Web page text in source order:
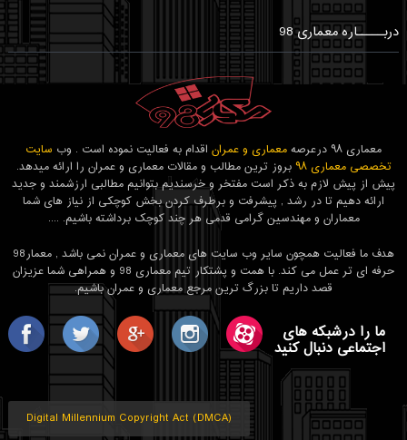
دربـــــاره معماری 98
معماری ۹۸ درعرصه معماری و عمران اقدام به فعالیت نموده است . وب سایت
تخصصی معماری ۹۸
بروز ترین مطالب و مقالات معماری و عمران را ارائه میدهد.
پیش از پیش لازم به ذکر است مفتخر و خرسندیم بتوانیم مطالبی ارزشمند و جدید
ارائه دهیم تا در رشد , پیشرفت و برطرف کردن بخش کوچکی از نیاز های شما
معماران و مهندسین گرامی قدمی هر چند کوچک برداشته باشیم. ....
هدف ما فعالیت همچون سایر وب سایت های معماری و عمران نمی باشد , معمار98
حرفه ای تر عمل می کند. با همت و پشتکار تیم معماری 98 و همراهی شما عزیزان
قصد داریم تا بزرگ ترین مرجع معماری و عمران باشیم.
ما را درشبکه های
اجتماعی دنبال کنید
Digital Millennium Copyright Act (DMCA)